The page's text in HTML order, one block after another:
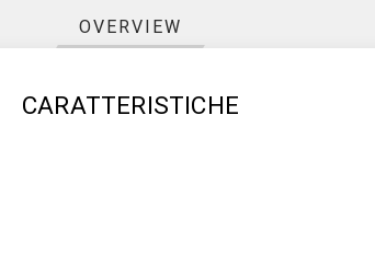
OVERVIEW
CARATTERISTICHE